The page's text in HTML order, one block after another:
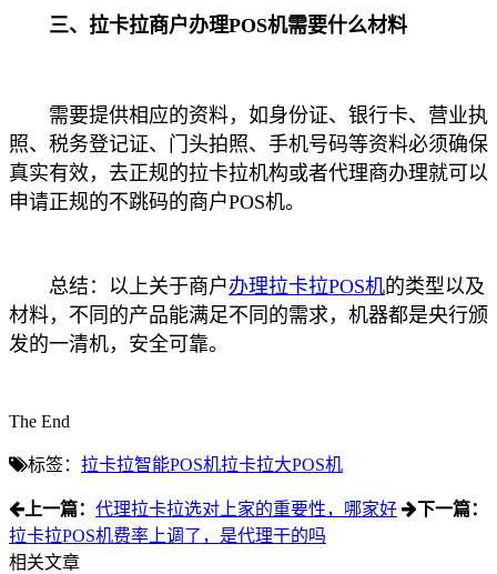
三、拉卡拉商户办理POS机需要什么材料
需要提供相应的资料，如身份证、银行卡、营业执
照、税务登记证、门头拍照、手机号码等资料必须确保
真实有效，去正规的拉卡拉机构或者代理商办理就可以
申请正规的不跳码的商户POS机。
总结：以上关于商户办理拉卡拉POS机的类型以及
材料，不同的产品能满足不同的需求，机器都是央行颁
发的一清机，安全可靠。
The End
标签： 拉卡拉智能POS机拉卡拉大POS机
上一篇： 代理拉卡拉选对上家的重要性，哪家好
下一篇：
拉卡拉POS机费率上调了，是代理干的吗
相关文章